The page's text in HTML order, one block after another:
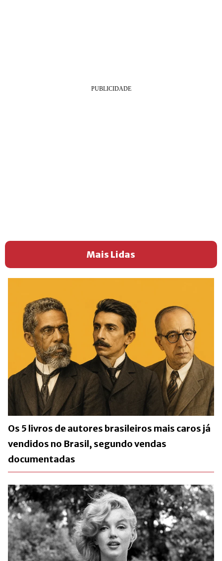
Mais Lidas
Os 5 livros de autores brasileiros mais caros já
vendidos no Brasil, segundo vendas
documentadas